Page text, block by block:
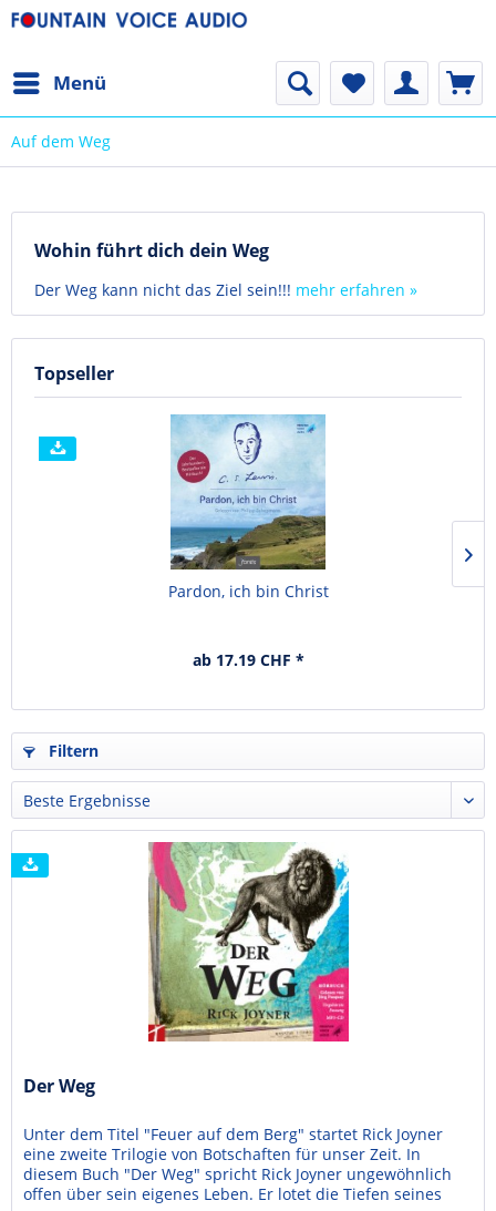
Menü
Auf dem Weg
Wohin führt dich dein Weg
Der Weg kann nicht das Ziel sein!!! mehr erfahren »
Topseller
Pardon, ich bin Christ
ab 17.19 CHF *
Filtern
Der Weg
Unter dem Titel "Feuer auf dem Berg" startet Rick Joyner
eine zweite Trilogie von Botschaften für unser Zeit. In
diesem Buch "Der Weg" spricht Rick Joyner ungewöhnlich
offen über sein eigenes Leben. Er lotet die Tiefen seines